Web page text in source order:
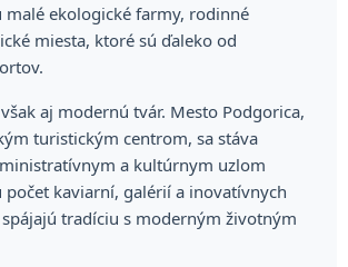
malé ekologické farmy, rodinné
miesta, ktoré sú ďaleko od
aj modernú tvár. Mesto Podgorica,
turistickým centrom, sa stáva
a kultúrnym uzlom
počet kaviarní, galérií a inovatívnych
tradíciu s moderným životným